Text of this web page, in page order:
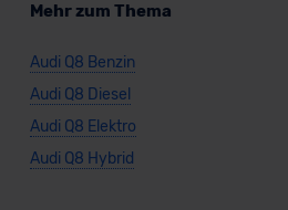
Mehr zum Thema
Audi Q8 Benzin
Audi Q8 Diesel
Audi Q8 Elektro
Audi Q8 Hybrid